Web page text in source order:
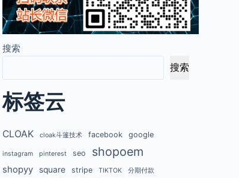
搜索
搜索
标签云
CLOAK cloak斗篷技术 facebook google
instagram pinterest seo shopoem
shopyy square stripe TIKTOK 分期付款